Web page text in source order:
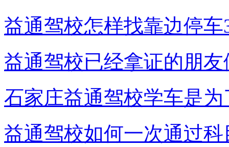
益通驾校怎样找靠边停车
益通驾校已经拿证的朋
石家庄益通驾校学车是为
益通驾校如何一次通过